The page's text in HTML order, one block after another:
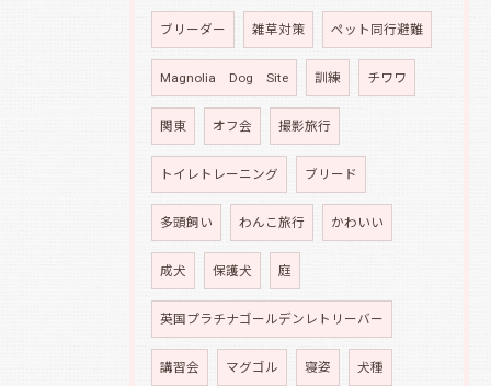
ブリーダー 雑草対策 ペット同行避難
Magnolia Dog Site 訓練 チワワ
関東 オフ会 撮影旅行
トイレトレーニング ブリード
多頭飼い わんこ旅行 かわいい
成犬 保護犬 庭
英国プラチナゴールデンレトリーバー
講習会 マグゴル 寝姿 犬種